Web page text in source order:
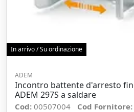
In arrivo / Su ordinazione
ADEM
Incontro battente d'arresto
ADEM 297S a saldare
Cod: 00507004 Cod Fornitore: